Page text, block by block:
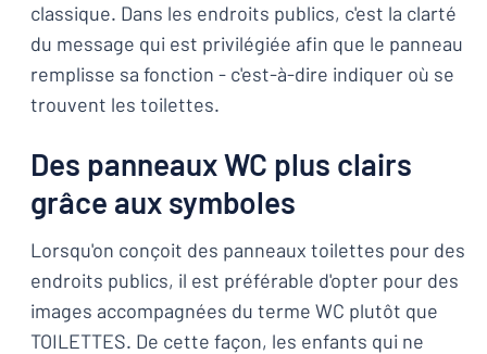
classique. Dans les endroits publics, c'est la clarté
du message qui est privilégiée afin que le panneau
remplisse sa fonction - c'est-à-dire indiquer où se
trouvent les toilettes.
Des panneaux WC plus clairs
grâce aux symboles
Lorsqu'on conçoit des panneaux toilettes pour des
endroits publics, il est préférable d'opter pour des
images accompagnées du terme WC plutôt que
TOILETTES. De cette façon, les enfants qui ne